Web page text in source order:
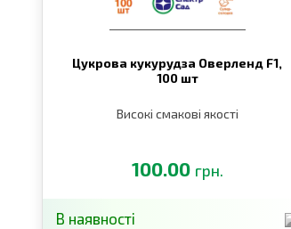
Цукрова кукурудза Оверленд F1,
100 шт
Високі смакові якості
100.00 грн.
В наявності